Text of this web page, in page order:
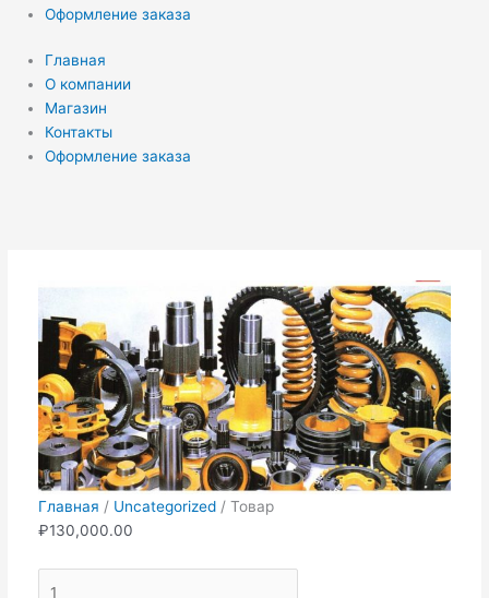
Оформление заказа
Главная
О компании
Магазин
Контакты
Оформление заказа
Главная / Uncategorized/ Товар
₽130,000.00